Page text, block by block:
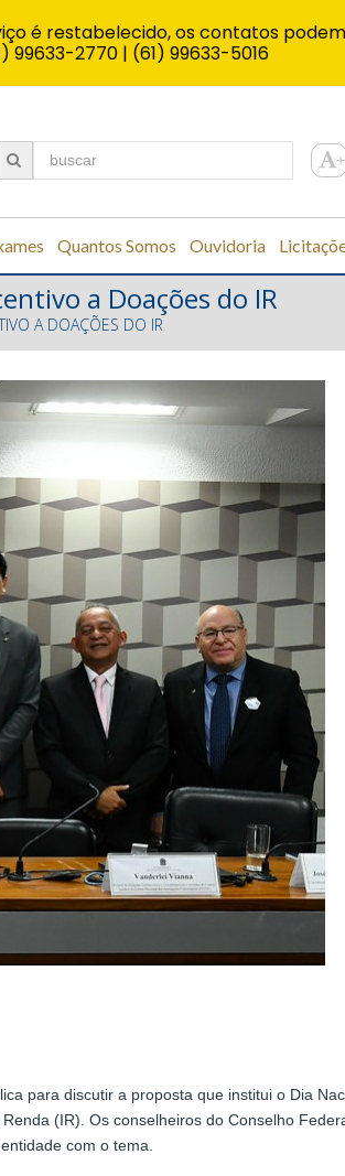
Quantos Somos Ouvidoria
a Doações do IR
A DOAÇÕES DO IR
para discutir a proposta que institui o Dia
(IR). Os conselheiros do Conselho
com o tema.
é restabelecido, os contatos podem
99633-2770 | (61) 99633-5016